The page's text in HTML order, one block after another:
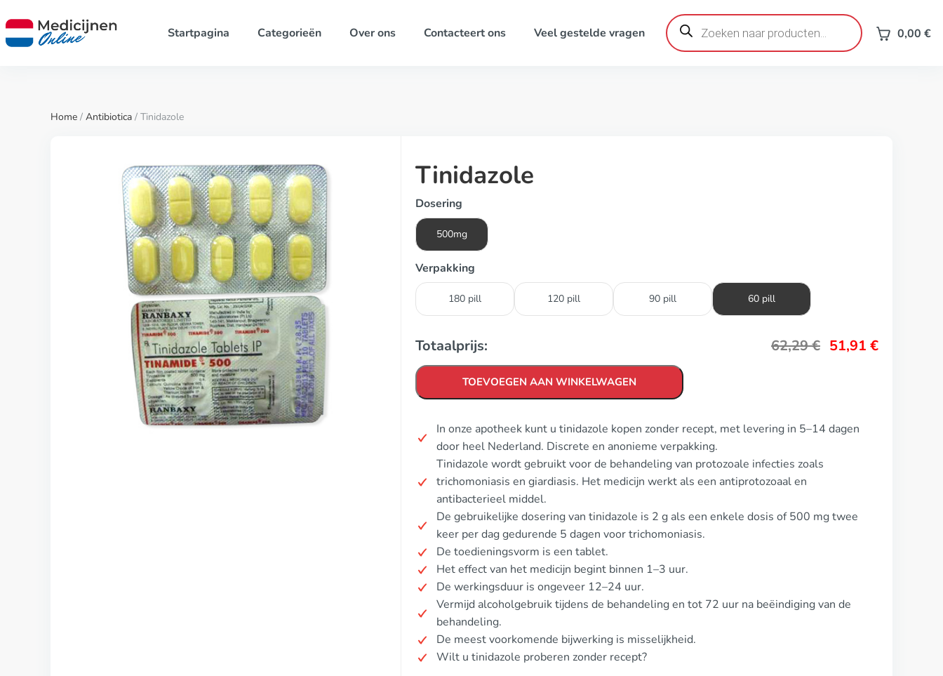
Startpagina Categorieën Over ons Contacteert ons Veel gestelde vragen
Producten
zoeken 0,00 €
Home / Antibiotica / Tinidazole
Tinidazole
Dosering
500mg
Verpakking
180 pill 120 pill 90 pill 60 pill
Totaalprijs: 62,29€ 51,91 €
TOEVOEGEN AAN WINKELWAGEN
In onze apotheek kunt u tinidazole kopen zonder recept, met levering in 5–14 dagen
door heel Nederland. Discrete en anonieme verpakking.
Tinidazole wordt gebruikt voor de behandeling van protozoale infecties zoals
trichomoniasis en giardiasis. Het medicijn werkt als een antiprotozoaal en
antibacterieel middel.
De gebruikelijke dosering van tinidazole is 2 g als een enkele dosis of 500 mg twee
keer per dag gedurende 5 dagen voor trichomoniasis.
De toedieningsvorm is een tablet.
Het effect van het medicijn begint binnen 1–3 uur.
De werkingsduur is ongeveer 12–24 uur.
Vermijd alcoholgebruik tijdens de behandeling en tot 72 uur na beëindiging van de
behandeling.
De meest voorkomende bijwerking is misselijkheid.
Wilt u tinidazole proberen zonder recept?